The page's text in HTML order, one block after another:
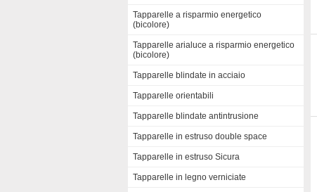
Tapparelle a risparmio energetico
(bicolore)
Tapparelle arialuce a risparmio energetico
(bicolore)
Tapparelle blindate in acciaio
Tapparelle orientabili
Tapparelle blindate antintrusione
Tapparelle in estruso double space
Tapparelle in estruso Sicura
Tapparelle in legno verniciate